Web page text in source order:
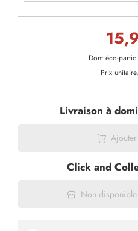
Dont éco-
Prix
Livraison à
Click and
Non